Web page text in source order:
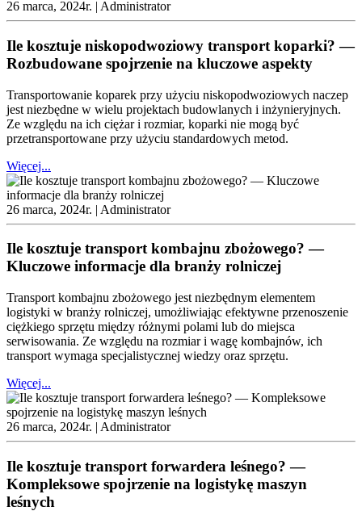
26 marca, 2024r. | Administrator
Ile kosztuje niskopodwoziowy transport koparki? —
Rozbudowane spojrzenie na kluczowe aspekty
Transportowanie koparek przy użyciu niskopodwoziowych naczep
jest niezbędne w wielu projektach budowlanych i inżynieryjnych.
Ze względu na ich ciężar i rozmiar, koparki nie mogą być
przetransportowane przy użyciu standardowych metod.
Więcej...
26 marca, 2024r. | Administrator
Ile kosztuje transport kombajnu zbożowego? —
Kluczowe informacje dla branży rolniczej
Transport kombajnu zbożowego jest niezbędnym elementem
logistyki w branży rolniczej, umożliwiając efektywne przenoszenie
ciężkiego sprzętu między różnymi polami lub do miejsca
serwisowania. Ze względu na rozmiar i wagę kombajnów, ich
transport wymaga specjalistycznej wiedzy oraz sprzętu.
Więcej...
26 marca, 2024r. | Administrator
Ile kosztuje transport forwardera leśnego? —
Kompleksowe spojrzenie na logistykę maszyn
leśnych